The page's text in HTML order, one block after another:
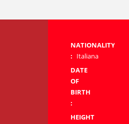
NATIONALITY
: Italiana
DATE
OF
BIRTH
:
HEIGHT